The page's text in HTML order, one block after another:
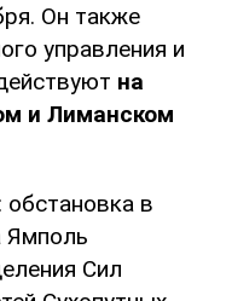
Он также
управления и
на
и Лиманском
обстановка в
Ямполь
Сил